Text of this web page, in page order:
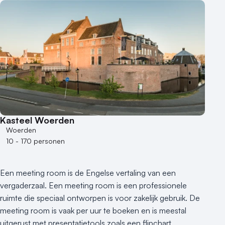
Buitenlocatie
Groene locatie
Heisessie
Hotel
Hybride events
Industriële locatie
Kasteel en landgoed
Kleine / intieme locatie
Locaties aan zee
Museum
Varende locatie
Kasteel Woerden
Woerden
10 - 170 personen
Een meeting room is de Engelse vertaling van een
vergaderzaal. Een meeting room is een professionele
ruimte die speciaal ontworpen is voor zakelijk gebruik. De
meeting room is vaak per uur te boeken en is meestal
uitgerust met presentatietools zoals een flipchart,